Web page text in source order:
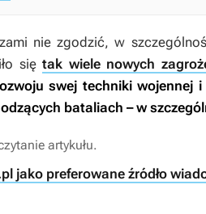
nie zgodzić, w
siętak wiele nowych
swej techniki wojennej
bataliach – w
artykułu.
jako preferowane źródło